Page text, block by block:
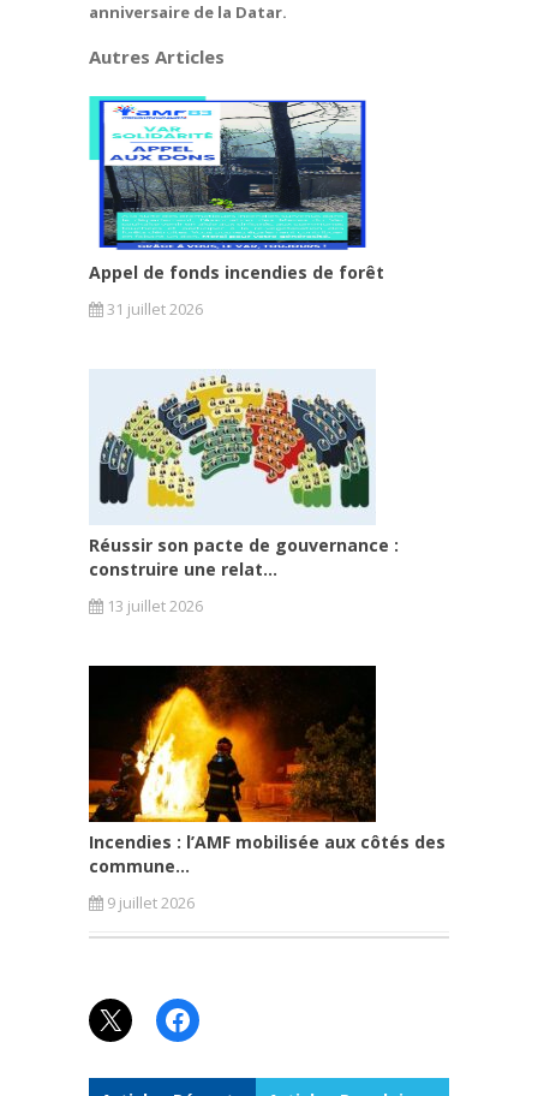
anniversaire de la Datar.
Autres Articles
Appel de fonds incendies de forêt
31 juillet 2026
Réussir son pacte de gouvernance :
construire une relat...
13 juillet 2026
Incendies : l’AMF mobilisée aux côtés des
commune...
9 juillet 2026
X Facebook